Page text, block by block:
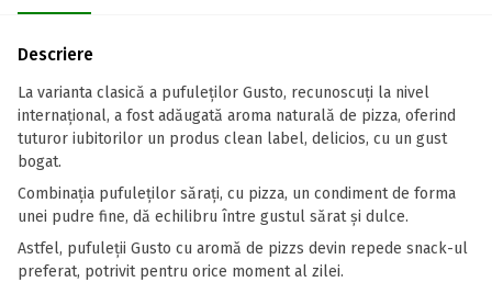
Descriere
La varianta clasică a pufuleților Gusto, recunoscuți la nivel
internațional, a fost adăugată aroma naturală de pizza, oferind
tuturor iubitorilor un produs clean label, delicios, cu un gust
bogat.
Combinația pufuleților sărați, cu pizza, un condiment de forma
unei pudre fine, dă echilibru între gustul sărat și dulce.
Astfel, pufuleții Gusto cu aromă de pizzs devin repede snack-ul
preferat, potrivit pentru orice moment al zilei.